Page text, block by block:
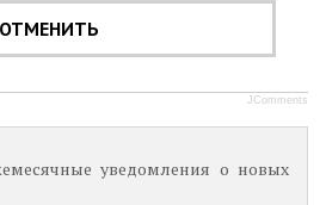
ОТМЕНИТЬ
JComments
уведомления о новых